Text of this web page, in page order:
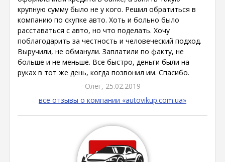
крупную сумму было не у кого. Решил обратиться в
компанию по скупке авто. Хоть и больно было
расставаться с авто, но что поделать. Хочу
поблагодарить за честность и человеческий подход.
Выручили, не обманули. Заплатили по факту, не
больше и не меньше. Все быстро, деньги были на
руках в тот же день, когда позвонил им. Спасибо.
Олег, 25.02.2019
все отзывы о компании «autovikup.com.ua»